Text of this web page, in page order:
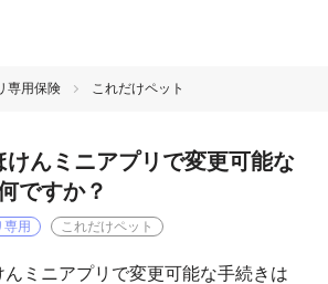
専用保険 これだけペット
けんミニアプリで変更可能な
ですか？
専用 これだけペット
んミニアプリで変更可能な手続きは